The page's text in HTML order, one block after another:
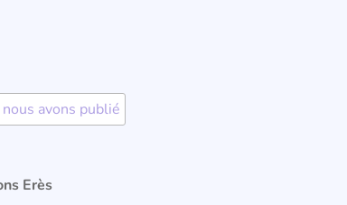
nous avons publié
Erès